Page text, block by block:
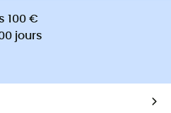
100 €
jours